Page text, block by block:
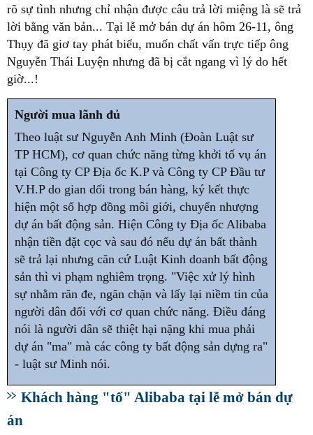
rõ sự tình nhưng chỉ nhận được câu trả lời miệng là sẽ trả
lời bằng văn bản... Tại lễ mở bán dự án hôm 26-11, ông
Thụy đã giơ tay phát biểu, muốn chất vấn trực tiếp ông
Nguyễn Thái Luyện nhưng đã bị cắt ngang vì lý do hết
giờ...!
Người mua lãnh đủ
Theo luật sư Nguyễn Anh Minh (Đoàn Luật sư
TP HCM), cơ quan chức năng từng khởi tố vụ án
tại Công ty CP Địa ốc K.P và Công ty CP Đầu tư
V.H.P do gian dối trong bán hàng, ký kết thực
hiện một số hợp đồng môi giới, chuyển nhượng
dự án bất động sản. Hiện Công ty Địa ốc Alibaba
nhận tiền đặt cọc và sau đó nếu dự án bất thành
sẽ trả lại nhưng căn cứ Luật Kinh doanh bất động
sản thì vi phạm nghiêm trọng. "Việc xử lý hình
sự nhằm răn đe, ngăn chặn và lấy lại niềm tin của
người dân đối với cơ quan chức năng. Điều đáng
nói là người dân sẽ thiệt hại nặng khi mua phải
dự án "ma" mà các công ty bất động sản dựng ra"
- luật sư Minh nói.
Khách hàng "tố" Alibaba tại lễ mở bán dự
án